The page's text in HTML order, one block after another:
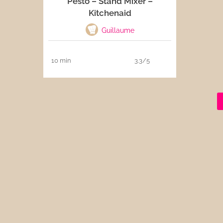
Boissons
Kitchenaid
Guillaume
10 min 3.3/5